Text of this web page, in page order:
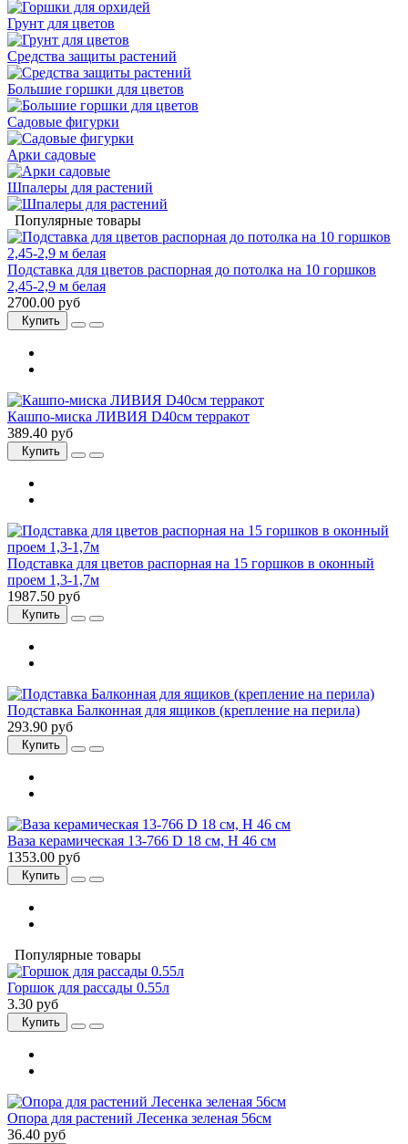
Грунт для цветов
Средства защиты растений
Большие горшки для цветов
Садовые фигурки
Арки садовые
Шпалеры для растений
Популярные товары
Подставка для цветов распорная до потолка на 10 горшков
2,45-2,9 м белая
2700.00 руб
Купить
Кашпо-миска ЛИВИЯ D40см терракот
389.40 руб
Купить
Подставка для цветов распорная на 15 горшков в оконный
проем 1,3-1,7м
1987.50 руб
Купить
Подставка Балконная для ящиков (крепление на перила)
293.90 руб
Купить
Ваза керамическая 13-766 D 18 см, H 46 см
1353.00 руб
Купить
Популярные товары
Горшок для рассады 0.55л
3.30 руб
Купить
Опора для растений Лесенка зеленая 56см
36.40 руб